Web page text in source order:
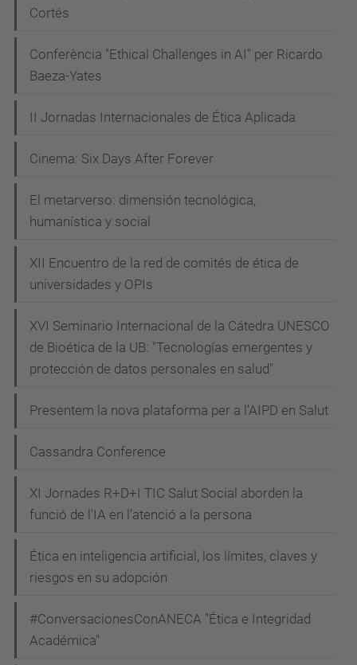
Cortés
Conferència "Ethical Challenges in AI" per Ricardo
Baeza-Yates
II Jornadas Internacionales de Ética Aplicada
Cinema: Six Days After Forever
El metarverso: dimensión tecnológica,
humanística y social
XII Encuentro de la red de comités de ética de
universidades y OPIs
XVI Seminario Internacional de la Cátedra UNESCO
de Bioética de la UB: "Tecnologías emergentes y
protección de datos personales en salud"
Presentem la nova plataforma per a l’AIPD en Salut
Cassandra Conference
XI Jornades R+D+I TIC Salut Social aborden la
funció de l'IA en l’atenció a la persona
Ética en inteligencia artificial, los límites, claves y
riesgos en su adopción
#ConversacionesConANECA "Ética e Integridad
Académica"